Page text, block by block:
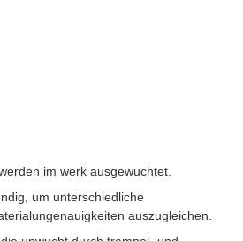
im werk ausgewuchtet.
um unterschiedliche
auszugleichen.